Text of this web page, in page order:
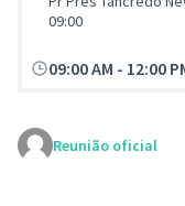
09:00
09:00 AM - 12:00
Reunião oficial